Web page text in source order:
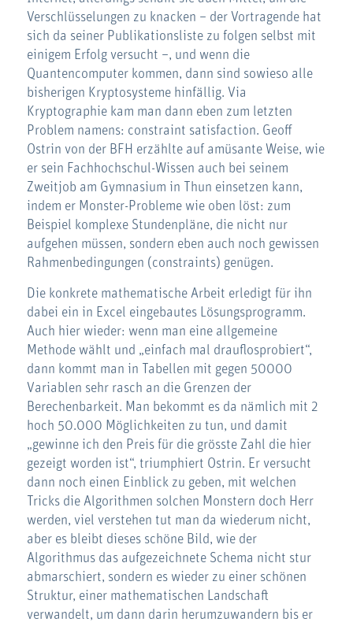
Verschlüsselungen zu knacken – der Vortragende hat
sich da seiner Publikationsliste zu folgen selbst mit
einigem Erfolg versucht –, und wenn die
Quantencomputer kommen, dann sind sowieso alle
bisherigen Kryptosysteme hinfällig. Via
Kryptographie kam man dann eben zum letzten
Problem namens: constraint satisfaction. Geoff
Ostrin von der BFH erzählte auf amüsante Weise, wie
er sein Fachhochschul-Wissen auch bei seinem
Zweitjob am Gymnasium in Thun einsetzen kann,
indem er Monster-Probleme wie oben löst: zum
Beispiel komplexe Stundenpläne, die nicht nur
aufgehen müssen, sondern eben auch noch gewissen
Rahmenbedingungen (constraints) genügen.
Die konkrete mathematische Arbeit erledigt für ihn
dabei ein in Excel eingebautes Lösungsprogramm.
Auch hier wieder: wenn man eine allgemeine
Methode wählt und „einfach mal drauflosprobiert“,
dann kommt man in Tabellen mit gegen 50000
Variablen sehr rasch an die Grenzen der
Berechenbarkeit. Man bekommt es da nämlich mit 2
hoch 50.000 Möglichkeiten zu tun, und damit
„gewinne ich den Preis für die grösste Zahl die hier
gezeigt worden ist“, triumphiert Ostrin. Er versucht
dann noch einen Einblick zu geben, mit welchen
Tricks die Algorithmen solchen Monstern doch Herr
werden, viel verstehen tut man da wiederum nicht,
aber es bleibt dieses schöne Bild, wie der
Algorithmus das aufgezeichnete Schema nicht stur
abmarschiert, sondern es wieder zu einer schönen
Struktur, einer mathematischen Landschaft
verwandelt, um dann darin herumzuwandern bis er